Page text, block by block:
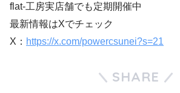
flat-工房実店舗でも定期開催中
最新情報はXでチェック
X： https://x.com/powercsunei?s=21
SHARE